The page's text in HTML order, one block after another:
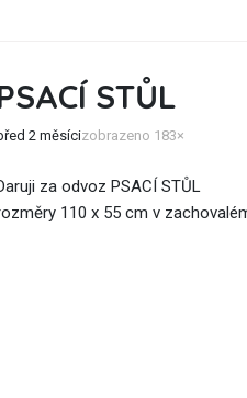
STŮL
2 měsícizobrazeno 183×
za odvoz PSACÍ STŮL
110 x 55 cm v